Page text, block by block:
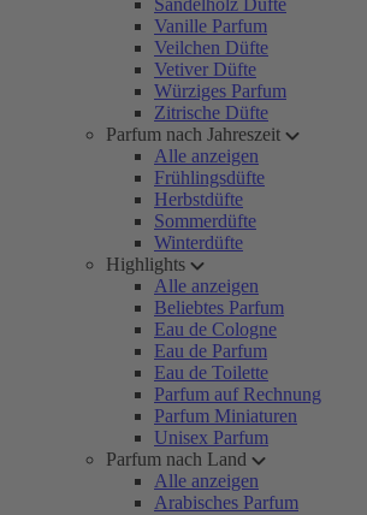
Sandelholz Düfte
Vanille Parfum
Veilchen Düfte
Vetiver Düfte
Würziges Parfum
Zitrische Düfte
Parfum nach Jahreszeit
Alle anzeigen
Frühlingsdüfte
Herbstdüfte
Sommerdüfte
Winterdüfte
Highlights
Alle anzeigen
Beliebtes Parfum
Eau de Cologne
Eau de Parfum
Eau de Toilette
Parfum auf Rechnung
Parfum Miniaturen
Unisex Parfum
Parfum nach Land
Alle anzeigen
Arabisches Parfum